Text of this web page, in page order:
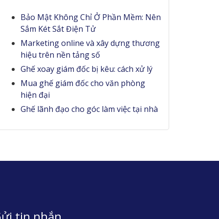
Bảo Mật Không Chỉ Ở Phần Mềm: Nên
Sắm Két Sắt Điện Tử
Marketing online và xây dựng thương
hiệu trên nền tảng số
Ghế xoay giám đốc bị kêu: cách xử lý
Mua ghế giám đốc cho văn phòng
hiện đại
Ghế lãnh đạo cho góc làm việc tại nhà